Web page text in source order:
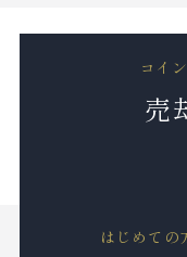
コイ
売
はじめての